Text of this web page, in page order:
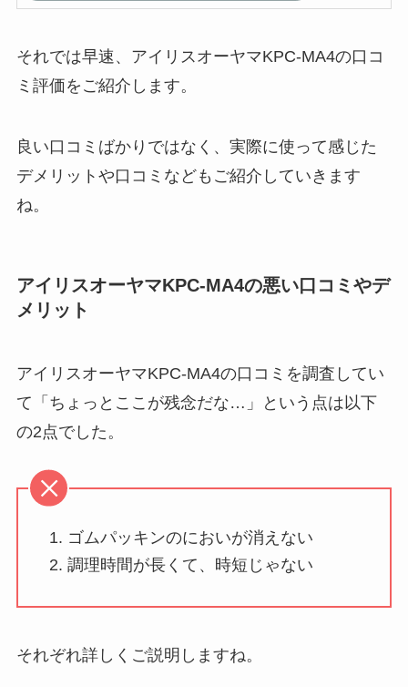
それでは早速、アイリスオーヤマKPC-MA4の口コ
ミ評価をご紹介します。
良い口コミばかりではなく、実際に使って感じた
デメリットや口コミなどもご紹介していきます
ね。
アイリスオーヤマKPC-MA4の悪い口コミやデ
メリット
アイリスオーヤマKPC-MA4の口コミを調査してい
て「ちょっとここが残念だな…」という点は以下
の2点でした。
ゴムパッキンのにおいが消えない
調理時間が長くて、時短じゃない
それぞれ詳しくご説明しますね。